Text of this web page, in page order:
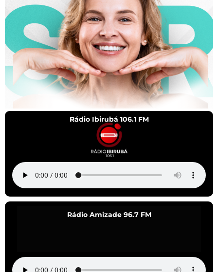
Rádio Ibirubá 106.1 FM
Rádio Amizade 96.7 FM